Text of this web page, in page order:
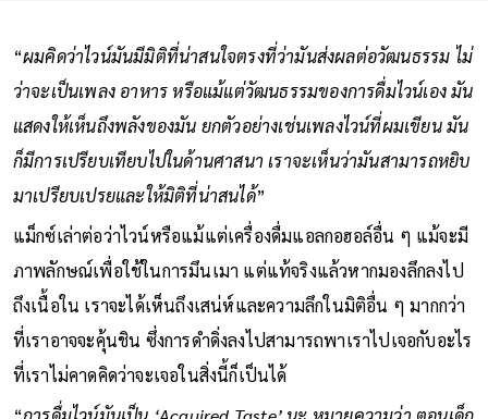
“ผมคิดว่าไวน์มันมีมิติที่น่าสนใจตรงที่ว่ามันส่งผลต่อวัฒนธรรม ไม่
ว่าจะเป็นเพลง อาหาร หรือแม้แต่วัฒนธรรมของการดื่มไวน์เอง มัน
แสดงให้เห็นถึงพลังของมัน ยกตัวอย่างเช่นเพลงไวน์ที่ผมเขียน มัน
ก็มีการเปรียบเทียบไปในด้านศาสนา เราจะเห็นว่ามันสามารถหยิบ
มาเปรียบเปรยและให้มิติที่น่าสนได้”
แม็กซ์เล่าต่อว่าไวน์หรือแม้แต่เครื่องดื่มแอลกอฮอล์อื่น ๆ แม้จะมี
ภาพลักษณ์เพื่อใช้ในการมึนเมา แต่แท้จริงแล้วหากมองลึกลงไป
ถึงเนื้อใน เราจะได้เห็นถึงเสน่ห์และความลึกในมิติอื่น ๆ มากกว่า
ที่เราอาจจะคุ้นชิน ซึ่งการดำดิ่งลงไปสามารถพาเราไปเจอกับอะไร
ที่เราไม่คาดคิดว่าจะเจอในสิ่งนี้ก็เป็นได้